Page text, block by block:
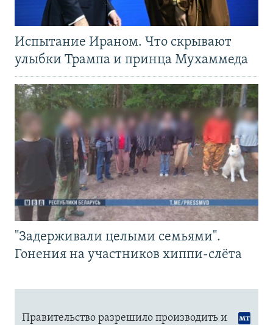
Испытание Ираном. Что скрывают
улыбки Трампа и принца Мухаммеда
"Задерживали целыми семьями".
Гонения на участников хиппи-слёта